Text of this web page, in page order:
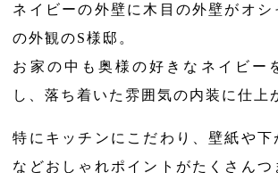
ネイビーの外壁に木目の外壁がオシ
の外観のS様邸。
お家の中も奥様の好きなネイビー
し、落ち着いた雰囲気の内装に仕上
特にキッチンにこだわり、壁紙や下
などおしゃれポイントがたくさんつ